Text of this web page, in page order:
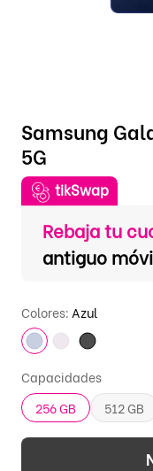
Samsung
5G
tikSwap
Rebaja tu
antiguo
Colores: Azul
Capacidades
256 GB
512 GB